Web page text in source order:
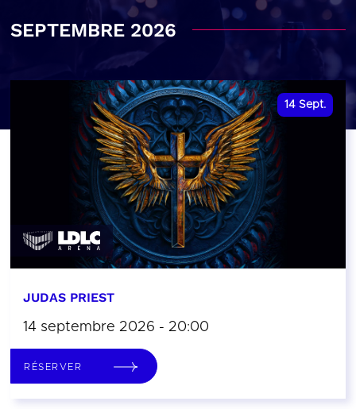
SEPTEMBRE 2026
14 Sept.
JUDAS PRIEST
14 septembre 2026 - 20:00
RÉSERVER